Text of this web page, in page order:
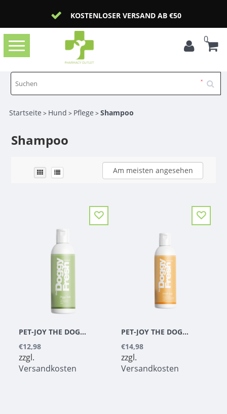
KOSTENLOSER VERSAND AB €50
Toggle
navigation
0
Startseite > Hund > Pflege >Shampoo
Shampoo
Am meisten angesehen
PET-JOY THE DOGGYFRESH CLEANING SPRAY 200 ML
€12,98
zzgl.
Versandkosten
PET-JOY THE DOGGYFRESH VIBRANT COLOR SHAMPOO 200 ML
€14,98
zzgl.
Versandkosten